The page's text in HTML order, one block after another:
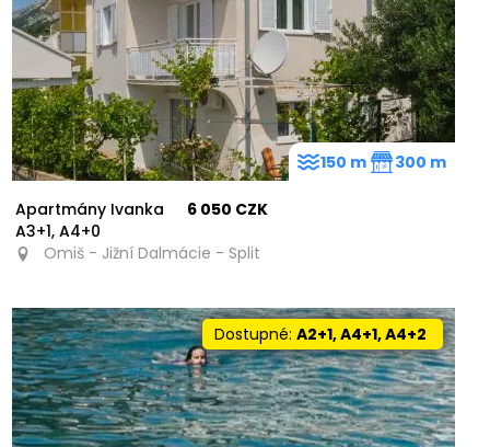
Apartmány Ivanka
A3+1, A4+0
6 050 CZK
Omiš - Jižní Dalmácie - Split
150 m 300 m
Dostupné: A2+1, A4+1, A4+2